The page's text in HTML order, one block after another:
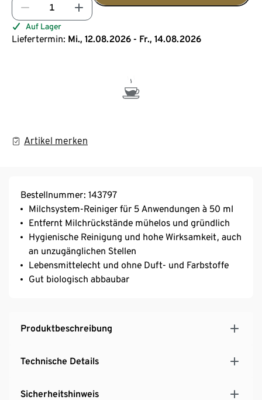
Auf Lager
Liefertermin: Mi., 12.08.2026 - Fr., 14.08.2026
Artikel merken
Bestellnummer: 143797
Milchsystem-Reiniger für 5 Anwendungen à 50 ml​
Entfernt Milchrückstände mühelos und gründlich​
Hygienische Reinigung und hohe Wirksamkeit, auch
an unzugänglichen Stellen​
Lebensmittelecht und ohne Duft- und Farbstoffe​
Gut biologisch abbaubar​
Produktbeschreibung
Technische Details
Sicherheitshinweis